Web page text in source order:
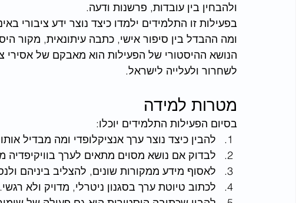
ולהבחין בין עובדות, פרשנות ודעה.
בפעילות זו התלמידים ילמדו כיצד נוצר ידע ציבורי
ומה ההבדל בין סיפור אישי, כתבה עיתונאית, מקור
הנושא ההיסטורי של הפעילות הוא מאבקם של אסירי
לשחרור ולעלייה לישראל.
מטרות למידה
בסיום הפעילות התלמידים יוכלו:
להבין כיצד נוצר ערך אנציקלופדי ומה מבדיל
לבדוק אם נושא מסוים מתאים לערך בוויקיפדיה
לאסוף מידע ממקורות שונים, להצליב ביניהם
לכתוב טיוטת ערך בסגנון ניטרלי, מדויק ולא רגשי.